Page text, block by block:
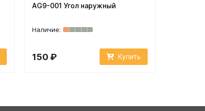
AG9-001 Угол наружный
150 ₽ Купить